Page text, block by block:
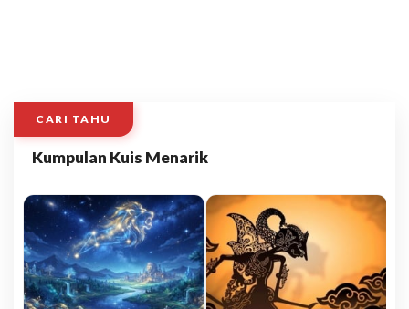
CARI TAHU
Kumpulan Kuis Menarik